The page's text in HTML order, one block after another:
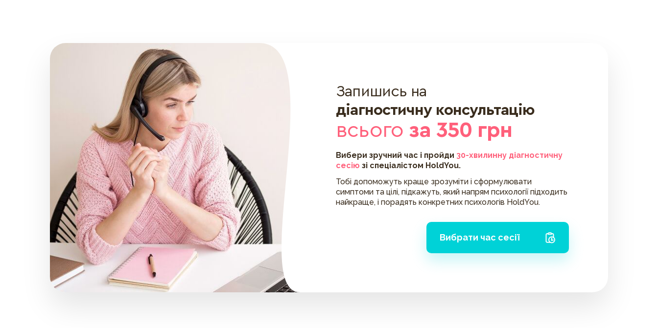
Запишись на
діагностичну консультацію
всього за 350 грн
Вибери зручний час і пройди 30-хвилинну діагностичну
сесію зі спеціалістом HoldYou.
Тобі допоможуть краще зрозуміти і сформулювати
симптоми та цілі, підкажуть, який напрям психології підходить
найкраще, і порадять конкретних психологів HoldYou.
Вибрати час сесії